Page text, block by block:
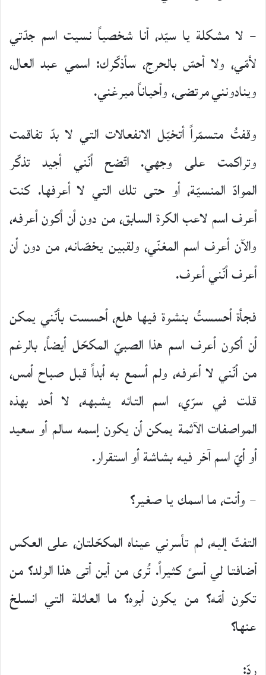
– لا مشكلة يا سيّد، أنا شخصياً نسيت اسم جدّتي
لأمّي، ولا أحسّ بالحرج، سأذكّرك: اسمي عبد العال،
وينادونني مرتضى، وأحياناً ميرغني.
وقفتُ متسمّراً أتخيّل الانفعالات التي لا بدّ تفاقمت
وتراكمت على وجهي. اتّضح أنّني أجيد تذكّر
الموادّ المنسيّة، أو حتى تلك التي لا أعرفها. كنت
أعرف اسم لاعب الكرة السابق، من دون أن أكون أعرفه،
والآن أعرف اسم المغنّي، ولقبين يخصّانه، من دون أن
أعرف أنّني أعرف.
فجأة أحسستُ بنشوة فيها هلع، أحسست بأنّني يمكن
أن أكون أعرف اسم هذا الصبيّ المكحّل أيضاً، بالرغم
من أنّني لا أعرفه، ولم أسمع به أبداً قبل صباح أمس،
قلت في سرّي، اسم التائه يشبهه، لا أحد بهذه
المواصفات الآثمة يمكن أن يكون إسمه سالم أو سعيد
أو أيّ اسم آخر فيه بشاشة أو استقرار.
– وأنت، ما اسمك يا صغير؟
التفتّ إليه، لم تأسرني عيناه المكحّلتان، على العكس
أضافتا لي أسىً كثيراً. تُرى من أين أتى هذا الولد؟ من
تكون أمّه؟ من يكون أبوه؟ ما العائلة التي انسلخ
عنها؟